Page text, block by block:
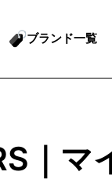
ブランド一覧
｜